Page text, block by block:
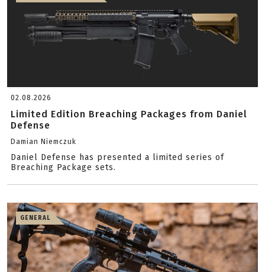
02.08.2026
Limited Edition Breaching Packages from Daniel
Defense
Damian Niemczuk
Daniel Defense has presented a limited series of
Breaching Package sets.
GENERAL